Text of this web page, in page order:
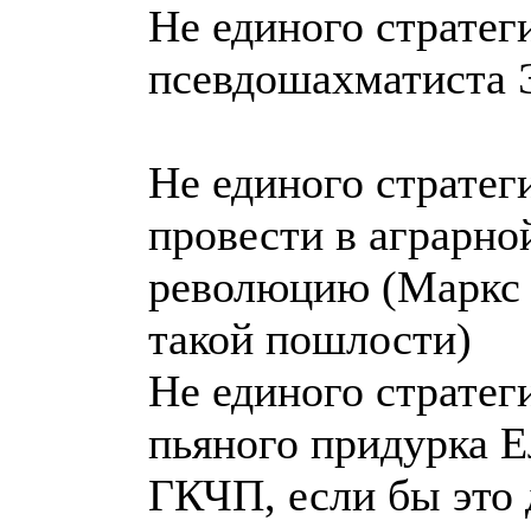
Не единого
псевдошахматиста
Не единого
провести в
революцию (Маркс
такой пошлости)
Не единого
пьяного придурка
ГКЧП, если бы это